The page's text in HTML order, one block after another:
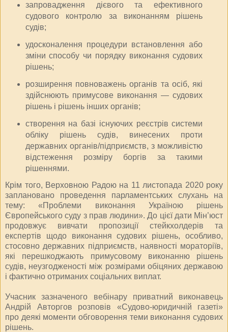
запровадження дієвого та ефективного
судового контролю за виконанням рішень
судів;
удосконалення процедури встановлення або
зміни способу чи порядку виконання судових
рішень;
розширення повноважень органів та осіб, які
здійснюють примусове виконання — судових
рішень і рішень інших органів;
створення на базі існуючих реєстрів системи
обліку рішень судів, винесених проти
державних органів/підприємств, з можливістю
відстеження розміру боргів за такими
рішеннями.
Крім того, Верховною Радою на 11 листопада 2020 року
заплановано проведення парламентських слухань на
тему: «Проблеми виконання Україною рішень
Європейського суду з прав людини». До цієї дати Мін’юст
продовжує вивчати пропозиції стейкхолдерів та
експертів щодо виконання судових рішень, особливо,
стосовно державних підприємств, наявності мораторіїв,
які перешкоджають примусовому виконанню рішень
судів, неузгодженості між розмірами обіцяних державою
і фактично отриманих соціальних виплат.
Учасник зазначеного вебінару приватний виконавець
Андрій Авторгов розповів «Судово-юридичній газеті»
про деякі моменти обговорення теми виконання судових
рішень.